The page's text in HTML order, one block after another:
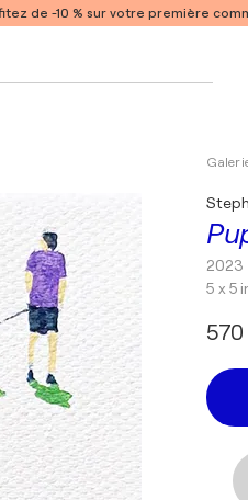
de -10 % sur votre première
2023
5 x 5
570